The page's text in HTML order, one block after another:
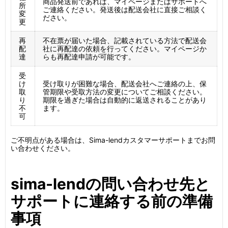
所
変
更
ご連絡ください。発送後は配送会社に直接ご相談く
ださい。
再
配
達
不在票が届いた場合、記載されている方法で配送会
社に再配達の依頼を行ってください。マイページか
らも再配達申請が可能です。
受
け
取
り
不
可
受け取りが困難な場合、配送会社へご連絡の上、保
管期限や受取方法の変更についてご相談ください。
期限を過ぎた場合は自動的に返送されることがあり
ます。
ご不明点がある場合は、Sima-lendカスタマーサポートまでお問
い合わせください。
sima-lendの問い合わせ先と
サポートに連絡する前の準備
事項